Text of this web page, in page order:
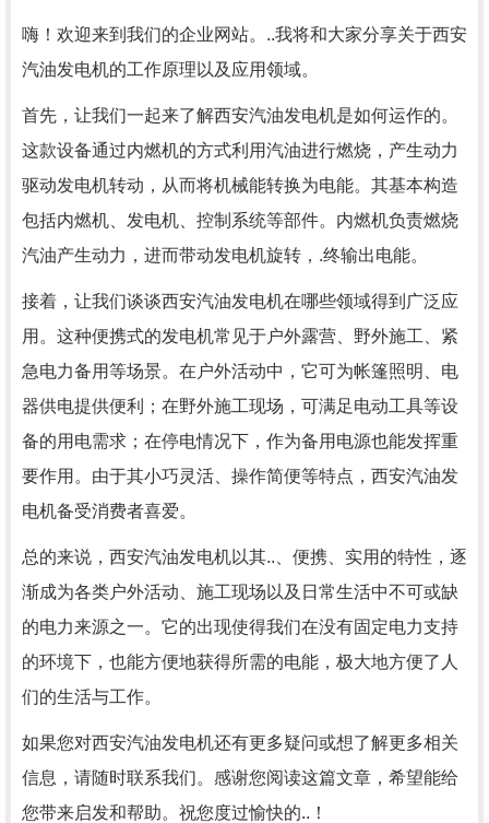
嗨！欢迎来到我们的企业网站。..我将和大家分享关于西安
汽油发电机的工作原理以及应用领域。
首先，让我们一起来了解西安汽油发电机是如何运作的。
这款设备通过内燃机的方式利用汽油进行燃烧，产生动力
驱动发电机转动，从而将机械能转换为电能。其基本构造
包括内燃机、发电机、控制系统等部件。内燃机负责燃烧
汽油产生动力，进而带动发电机旋转，.终输出电能。
接着，让我们谈谈西安汽油发电机在哪些领域得到广泛应
用。这种便携式的发电机常见于户外露营、野外施工、紧
急电力备用等场景。在户外活动中，它可为帐篷照明、电
器供电提供便利；在野外施工现场，可满足电动工具等设
备的用电需求；在停电情况下，作为备用电源也能发挥重
要作用。由于其小巧灵活、操作简便等特点，西安汽油发
电机备受消费者喜爱。
总的来说，西安汽油发电机以其..、便携、实用的特性，逐
渐成为各类户外活动、施工现场以及日常生活中不可或缺
的电力来源之一。它的出现使得我们在没有固定电力支持
的环境下，也能方便地获得所需的电能，极大地方便了人
们的生活与工作。
如果您对西安汽油发电机还有更多疑问或想了解更多相关
信息，请随时联系我们。感谢您阅读这篇文章，希望能给
您带来启发和帮助。祝您度过愉快的..！